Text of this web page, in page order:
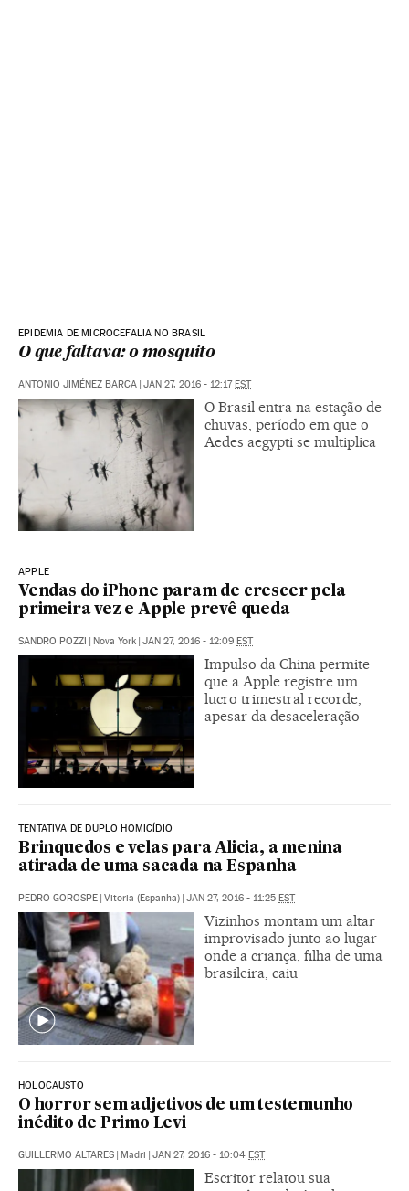
EPIDEMIA DE MICROCEFALIA NO BRASIL
O que faltava: o mosquito
ANTONIO JIMÉNEZ BARCA | JAN 27, 2016 - 12:17EST
O Brasil entra na estação de
chuvas, período em que o
Aedes aegypti se multiplica
APPLE
Vendas do iPhone param de crescer pela
primeira vez e Apple prevê queda
SANDRO POZZI | Nova York | JAN 27, 2016 - 12:09 EST
Impulso da China permite
que a Apple registre um
lucro trimestral recorde,
apesar da desaceleração
TENTATIVA DE DUPLO HOMICÍDIO
Brinquedos e velas para Alicia, a menina
atirada de uma sacada na Espanha
PEDRO GOROSPE | Vitoria (Espanha) | JAN 27, 2016 - 11:25 EST
Vizinhos montam um altar
improvisado junto ao lugar
onde a criança, filha de uma
brasileira, caiu
HOLOCAUSTO
O horror sem adjetivos de um testemunho
inédito de Primo Levi
GUILLERMO ALTARES | Madri | JAN 27, 2016 - 10:04 EST
Escritor relatou sua